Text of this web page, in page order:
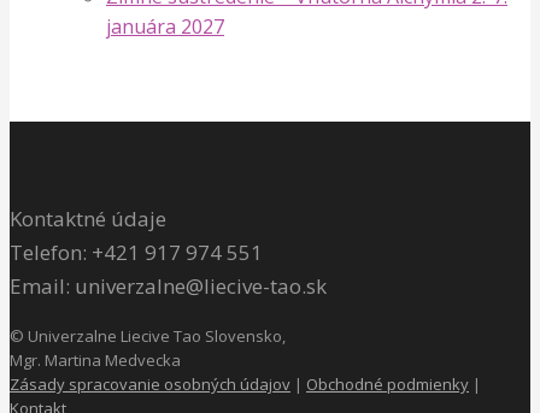
januára 2027
Kontaktné údaje
Telefon: +421 917 974 551
Email: univerzalne@liecive-tao.sk
© Univerzalne Liecive Tao Slovensko,
Mgr. Martina Medvecka
Zásady spracovanie osobných údajov | Obchodné podmienky |
Kontakt